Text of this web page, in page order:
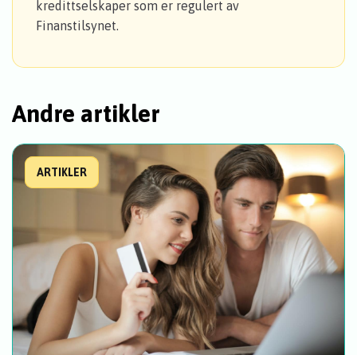
kredittselskaper som er regulert av
Finanstilsynet.
Andre artikler
ARTIKLER